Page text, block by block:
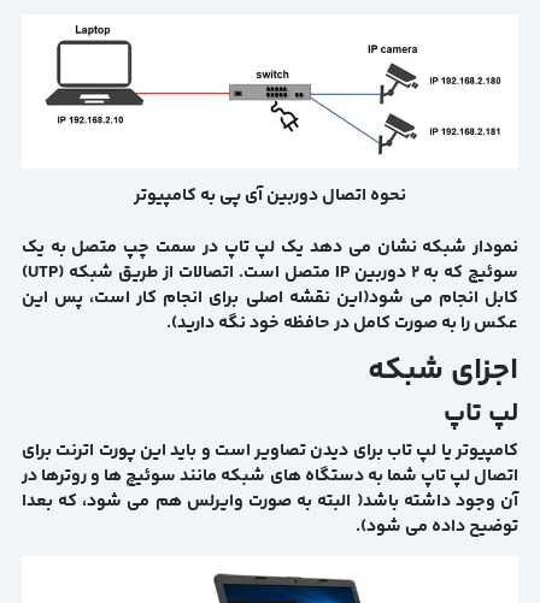
نحوه اتصال دوربین آی پی به کامپیوتر
نمودار شبکه نشان می دهد یک لپ تاپ در سمت چپ متصل به یک
سوئیچ که به 2 دوربین IP متصل است. اتصالات از طریق شبکه (UTP)
کابل انجام می شود(این نقشه اصلی برای انجام کار است، پس این
عکس را به صورت کامل در حافظه خود نگه دارید).
اجزای شبکه
لپ تاپ
کامپیوتر یا لپ تاب برای دیدن تصاویر است و باید این پورت اترنت برای
اتصال لپ تاپ شما به دستگاه های شبکه مانند سوئیچ ها و روترها در
آن وجود داشته باشد( البته به صورت وایرلس هم می شود، که بعدا
توضیح داده می شود).